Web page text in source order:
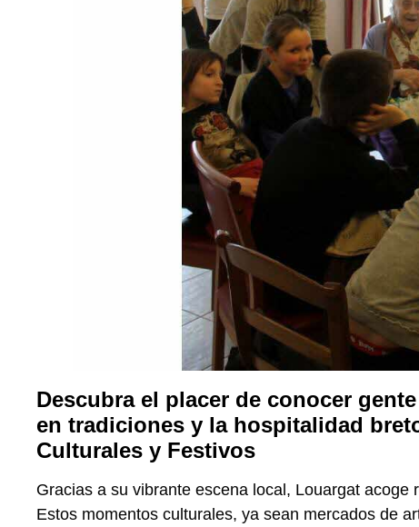
Descubra el placer de conocer
en tradiciones y la hospitalidad
Culturales y Festivos
Gracias a su vibrante escena local, Louargat
Estos momentos culturales, ya sean mercados de